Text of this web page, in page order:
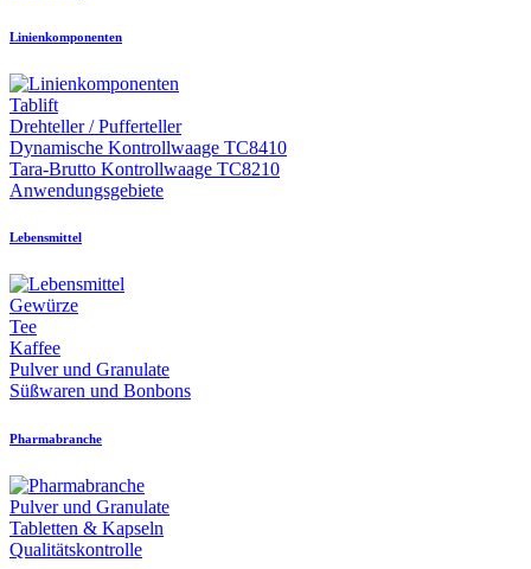
Linienkomponenten
Tablift
Drehteller / Pufferteller
Dynamische Kontrollwaage TC8410
Tara-Brutto Kontrollwaage TC8210
Anwendungsgebiete
Lebensmittel
Gewürze
Tee
Kaffee
Pulver und Granulate
Süßwaren und Bonbons
Pharmabranche
Pulver und Granulate
Tabletten & Kapseln
Qualitätskontrolle